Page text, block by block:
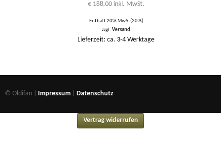
€188,00 inkl. MwSt.
Enthält 20% MwSt(20%)
zzgl.Versand
Lieferzeit: ca. 3-4 Werktage
© Oldifan | Impressum Datenschutz
Vertrag widerrufen